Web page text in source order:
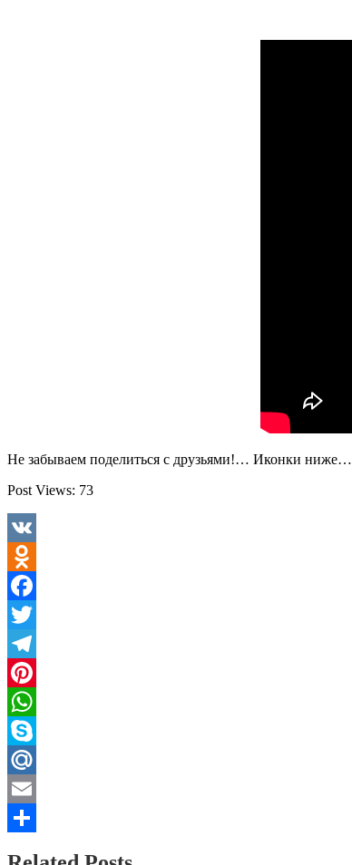
Не забываем поделиться с друзьями!… Иконки ниже…
Post Views: 73
VK
Odnoklassniki
Facebook
Twitter
Telegram
Pinterest
WhatsApp
Skype
Mail.Ru
Email